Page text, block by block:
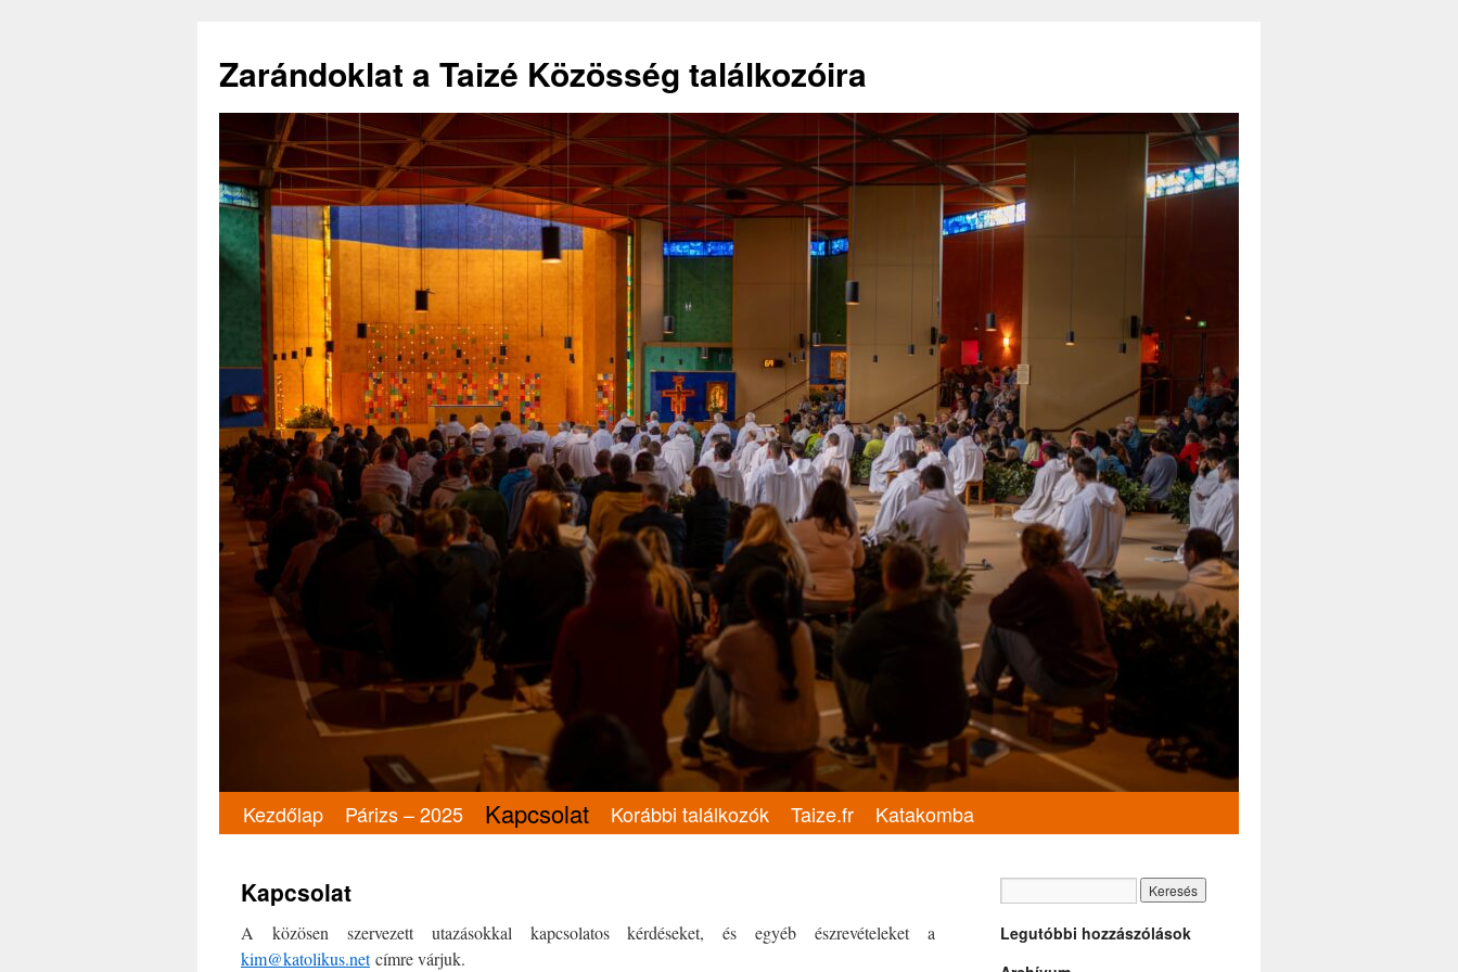
Zarándoklat a Taizé Közösség találkozóira
Kilépés
tartalomba
Kezdőlap Párizs – 2025 Kapcsolat Korábbi találkozók Taize.fr Katakomba
Kapcsolat
A közösen szervezett utazásokkal kapcsolatos kérdéseket, és egyéb észrevételeket a
kim@katolikus.netcímre várjuk.
Legutóbbi hozzászólások